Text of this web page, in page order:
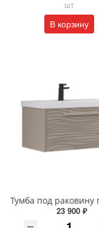
шт
В корзину
23 900 ₽